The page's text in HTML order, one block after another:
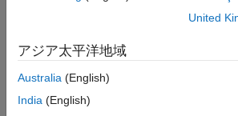
United
アジア太平洋地域
Australia (English)
India (English)
アプリケーション ステ
© 1994-2026 The MathWorks, Inc.